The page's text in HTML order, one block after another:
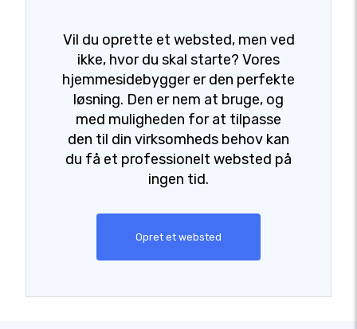
Vil du oprette et websted, men ved
ikke, hvor du skal starte? Vores
hjemmesidebygger er den perfekte
løsning. Den er nem at bruge, og
med muligheden for at tilpasse
den til din virksomheds behov kan
du få et professionelt websted på
ingen tid.
Opret et websted